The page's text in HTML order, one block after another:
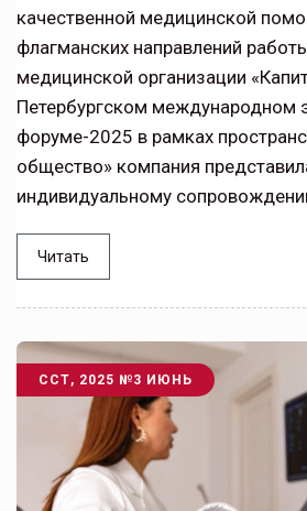
качественной медицинской
флагманских направлений
медицинской организации
Петербургском международном
форуме-2025 в рамках
общество» компания
индивидуальному
Читать
ССТ, 2025 №3 ИЮНЬ